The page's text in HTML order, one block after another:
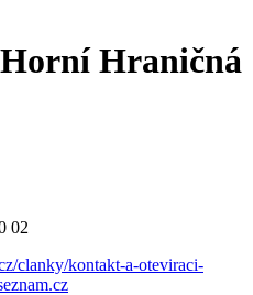
Hraničná
02
clanky/kontakt-a-oteviraci-